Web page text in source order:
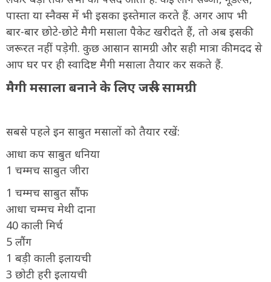
पास्ता या स्नैक्स में भी इसका इस्तेमाल करते हैं. अगर आप भी
बार-बार छोटे-छोटे मैगी मसाला पैकेट खरीदते हैं, तो अब इसकी
जरूरत नहीं पड़ेगी. कुछ आसान सामग्री और सही मात्रा की मदद से
आप घर पर ही स्वादिष्ट मैगी मसाला तैयार कर सकते हैं.
मैगी मसाला बनाने के लिए जरूरी सामग्री
सबसे पहले इन साबुत मसालों को तैयार रखें:
आधा कप साबुत धनिया
1 चम्मच साबुत जीरा
1 चम्मच साबुत सौंफ
आधा चम्मच मेथी दाना
40 काली मिर्च
5 लौंग
1 बड़ी काली इलायची
3 छोटी हरी इलायची